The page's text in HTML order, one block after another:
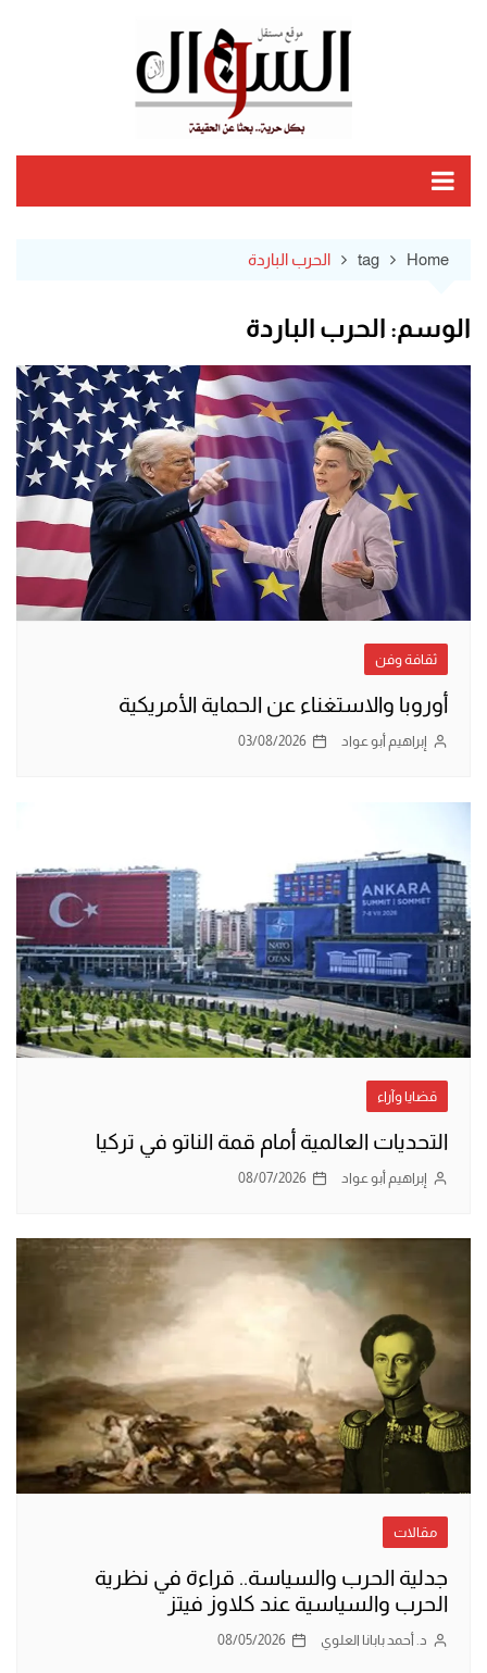
Home
tag الحرب الباردة
الوسم: الحرب الباردة
ثقافة وفن
أوروبا والاستغناء عن الحماية الأمريكية
إبراهيم أبو عواد 03/08/2026
قضايا وآراء
التحديات العالمية أمام قمة الناتو في تركيا
إبراهيم أبو عواد 08/07/2026
مقالات
جدلية الحرب والسياسة.. قراءة في نظرية
الحرب والسياسية عند كلاوز فيتز
د. أحمد بابانا العلوي 08/05/2026